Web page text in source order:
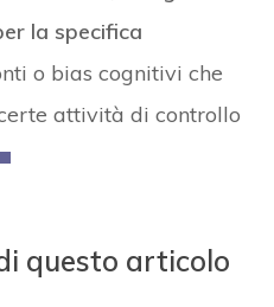
la specifica
o bias cognitivi che
attività di controllo
questo articolo